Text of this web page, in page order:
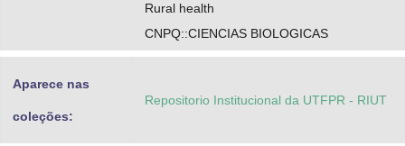
Rural health
CNPQ::CIENCIAS BIOLOGICAS
Aparece nas
coleções:
Repositorio Institucional da UTFPR - RIUT